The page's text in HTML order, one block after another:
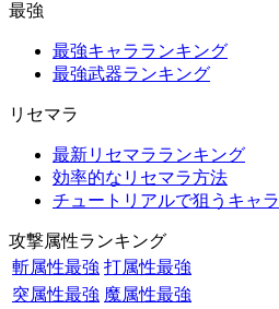
最強
最強キャラランキング
最強武器ランキング
リセマラ
最新リセマラランキング
効率的なリセマラ方法
チュートリアルで狙うキャラ
攻撃属性ランキング
斬属性最強 打属性最強
突属性最強 魔属性最強